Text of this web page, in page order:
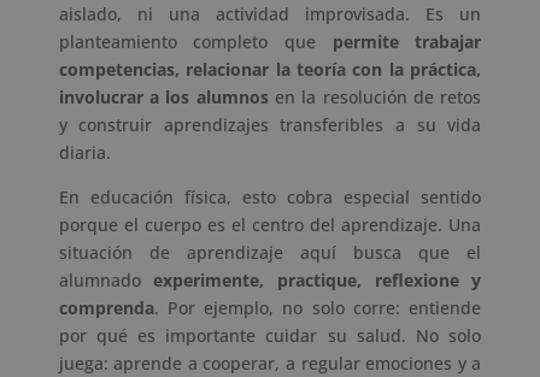
aislado, ni una actividad improvisada. Es un
planteamiento completo que permite trabajar
competencias, relacionar la teoría con la práctica,
involucrar a los alumnosen la resolución de retos
y construir aprendizajes transferibles a su vida
diaria.
En educación física, esto cobra especial sentido
porque el cuerpo es el centro del aprendizaje. Una
situación de aprendizaje aquí busca que el
alumnadoexperimente, practique, reflexione y
comprenda. Por ejemplo, no solo corre: entiende
por qué es importante cuidar su salud. No solo
juega: aprende a cooperar, a regular emociones y a